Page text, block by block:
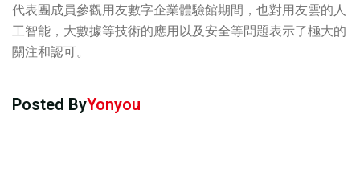
代表團成員參觀用友數字企業體驗館期間，也對用友雲的人
工智能，大數據等技術的應用以及安全等問題表示了極大的
關注和認可。
Posted ByYonyou